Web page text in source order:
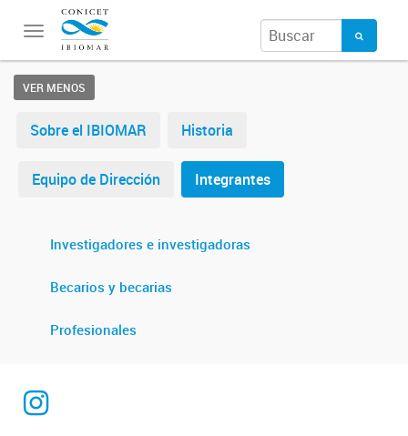
Toggle
navigation
VER MENOS
Sobre el IBIOMAR Historia
Equipo de Dirección Integrantes
Investigadores e investigadoras
Becarios y becarias
Profesionales
@ibiomar.conicet